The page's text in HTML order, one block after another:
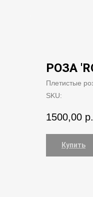
РОЗА
Плетистые
SKU:
1500,00 р.
Купить